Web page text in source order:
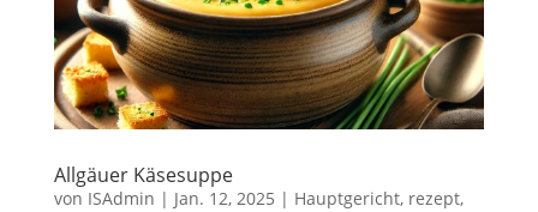
Allgäuer Käsesuppe
von ISAdmin | Jan. 12, 2025 | Hauptgericht, rezept,